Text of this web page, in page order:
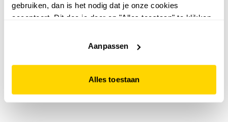
gebruiken, dan is het nodig dat je onze cookies
accepteert. Dit doe je door op "Alles toestaan" te klikken.
website niet optimaal functioneert.
Aanpassen
Alles toestaan